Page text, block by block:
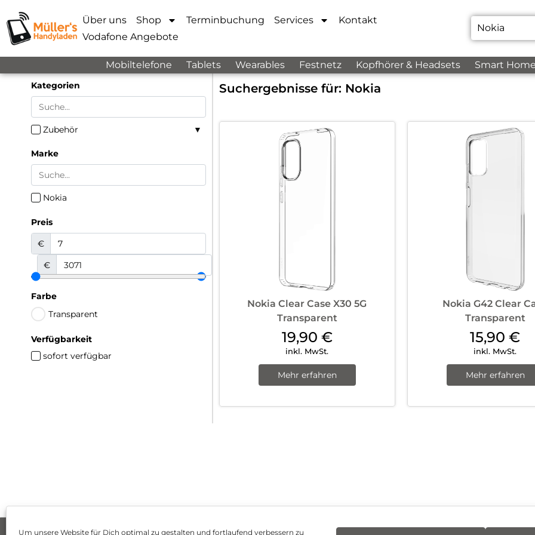
Um unsere Website für Dich optimal zu gestalten und fortlaufend verbessern zu
Über uns Shop Terminbuchung Services
Kontakt
Vodafone Angebote
Mobiltelefone Tablets Wearables Festnetz Kopfhörer & Headsets Smart
Kategorien
Zubehör
Marke
Nokia
Preis
€
€
Farbe
Transparent
Verfügbarkeit
sofort verfügbar
Suchergebnisse für: Nokia
Nokia Clear Case X30 5G
Transparent
19,90 €
inkl. MwSt.
Mehr erfahren
Nokia G42 Clear
Transparent
15,90€
inkl. MwSt.
Mehr erfahren